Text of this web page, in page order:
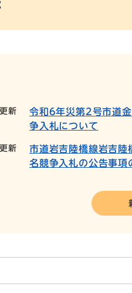
新
令和6年災第2号市道
争入札について
新
市道岩吉陸橋線岩吉陸
名競争入札の公告事項